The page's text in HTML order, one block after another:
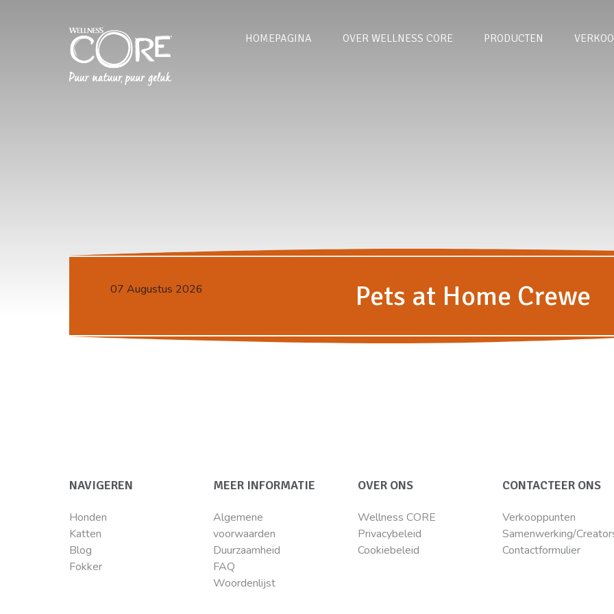
HOMEPAGINA OVER WELLNESS CORE PRODUCTEN
07 Augustus 2026 Pets at Home Crewe
NAVIGEREN
Honden
Katten
Blog
Fokker
MEER INFORMATIE
Algemene
voorwaarden
Duurzaamheid
FAQ
Woordenlijst
OVER ONS
Wellness CORE
Privacybeleid
Cookiebeleid
CONTACTEER ONS
Verkooppunten
Samenwerking/
Contactformulier